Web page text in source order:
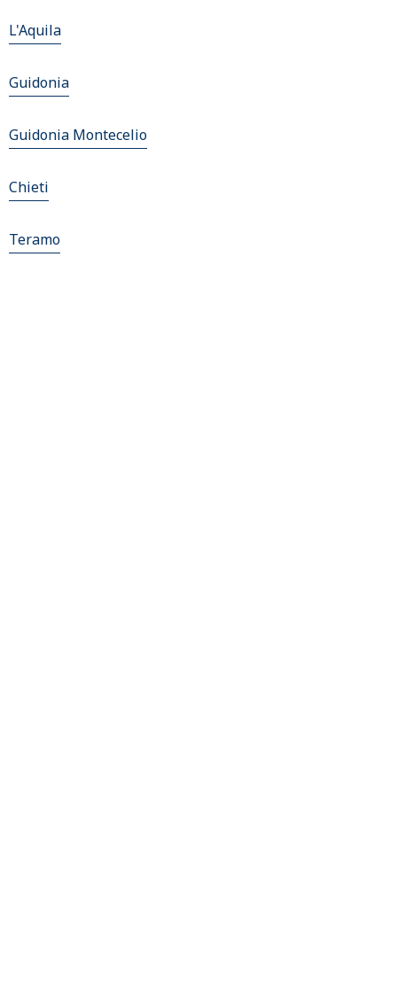
L'Aquila
Guidonia
Guidonia Montecelio
Chieti
Teramo